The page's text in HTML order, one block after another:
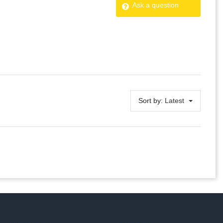
Ask a question
Sort by: Latest